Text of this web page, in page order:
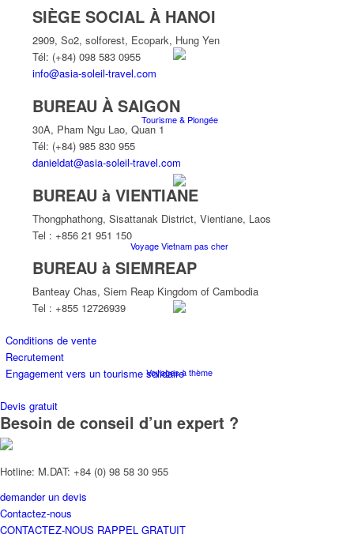
Tourisme & Plongée
Voyage Vietnam pas cher
Voyages à thème
SIÈGE SOCIAL À HANOI
2909, So2, solforest, Ecopark, Hung Yen
Tél: (+84) 098 583 0955
info@asia-soleil-travel.com
BUREAU À SAIGON
30A, Pham Ngu Lao, Quan 1
Tél: (+84) 985 830 955
danieldat@asia-soleil-travel.com
BUREAU à VIENTIANE
Thongphathong, Sisattanak District, Vientiane, Laos
Tel : +856 21 951 150
BUREAU à SIEMREAP
Banteay Chas, Siem Reap Kingdom of Cambodia
Tel : +855 12726939
Conditions de vente
Recrutement
Engagement vers un tourisme solidaire
Devis gratuit
Besoin de conseil d’un expert ?
Hotline: M.DAT: +84 (0) 98 58 30 955
demander un devis
Contactez-nous
CONTACTEZ-NOUS RAPPEL GRATUIT